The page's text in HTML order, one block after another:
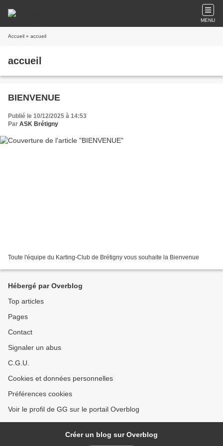
MENU
Accueil » accueil
accueil
BIENVENUE
Publié le 10/12/2025 à 14:53
Par ASK Brétigny
Toute l'équipe du Karting-Club de Brétigny vous souhaite la Bienvenue
Hébergé par Overblog
Top articles
Pages
Contact
Signaler un abus
C.G.U.
Cookies et données personnelles
Préférences cookies
Voir le profil de GG sur le portail Overblog
Créer un blog sur Overblog